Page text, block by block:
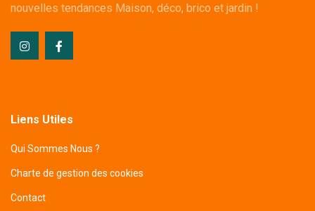
nouvelles tendances Maison, déco, brico et jardin !
Liens Utiles
Qui Sommes Nous ?
Charte de gestion des cookies
Contact